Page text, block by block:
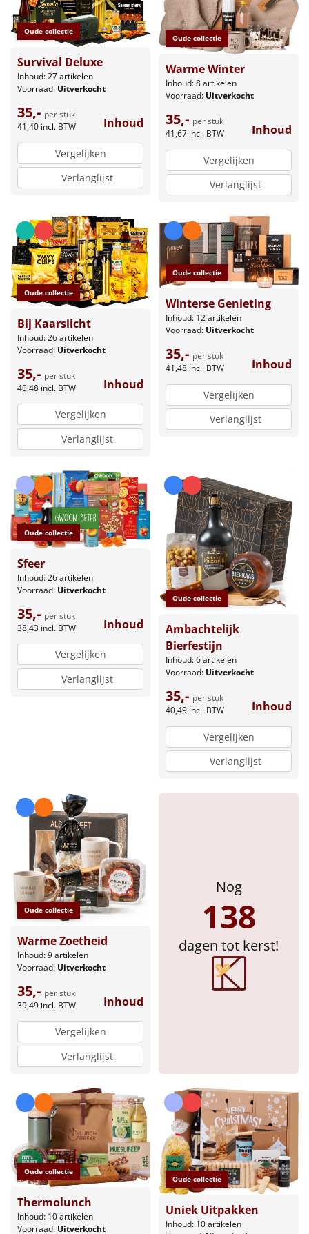
Oude collectie
Survival Deluxe
Inhoud: 27 artikelen
Voorraad: Uitverkocht
35,- per stuk
41,40 incl. BTW Inhoud
Vergelijken
Verlanglijst
Oude collectie
Warme Winter
Inhoud: 8 artikelen
Voorraad: Uitverkocht
35,- per stuk
41,67 incl. BTW Inhoud
Vergelijken
Verlanglijst
Oude collectie
Bij Kaarslicht
Inhoud: 26 artikelen
Voorraad: Uitverkocht
35,- per stuk
40,48 incl. BTW Inhoud
Vergelijken
Verlanglijst
Oude collectie
Winterse Genieting
Inhoud: 12 artikelen
Voorraad: Uitverkocht
35,- per stuk
41,48 incl. BTW Inhoud
Vergelijken
Verlanglijst
Oude collectie
Sfeer
Inhoud: 26 artikelen
Voorraad: Uitverkocht
35,- per stuk
38,43 incl. BTW Inhoud
Vergelijken
Verlanglijst
Oude collectie
Ambachtelijk
Bierfestijn
Inhoud: 6 artikelen
Voorraad: Uitverkocht
35,- per stuk
40,49 incl. BTW Inhoud
Vergelijken
Verlanglijst
Oude collectie
Warme Zoetheid
Inhoud: 9 artikelen
Voorraad: Uitverkocht
35,- per stuk
39,49 incl. BTW Inhoud
Vergelijken
Verlanglijst
Nog
138
dagen tot kerst!
Oude collectie
Thermolunch
Inhoud: 10 artikelen
Voorraad: Uitverkocht
Oude collectie
Uniek Uitpakken
Inhoud: 10 artikelen